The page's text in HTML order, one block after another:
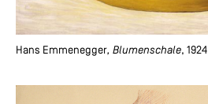
Hans Emmenegger, Blumenschale, 1924